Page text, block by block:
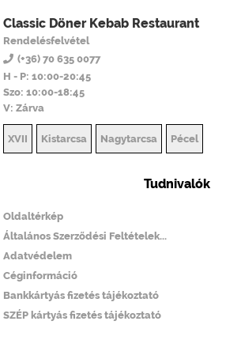
Classic Döner Kebab Restaurant
Rendelésfelvétel
(+36) 70 635 0077
H - P: 10:00-20:45
Szo: 10:00-18:45
V: Zárva
XVII Kistarcsa Nagytarcsa Pécel
Tudnivalók
Oldaltérkép
Általános Szerződési Feltételek...
Adatvédelem
Céginformáció
Bankkártyás fizetés tájékoztató
SZÉP kártyás fizetés tájékoztató